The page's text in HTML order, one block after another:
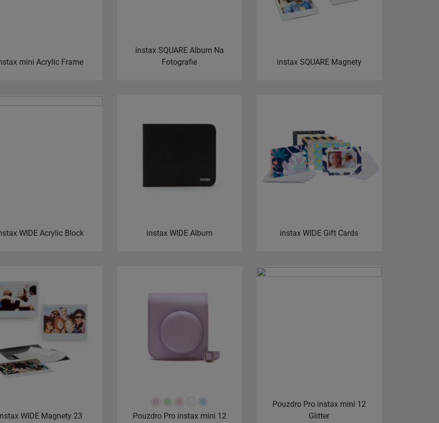
mini Acrylic Frame
instax SQUARE Album Na
Fotografie
instax SQUARE Magnety
WIDE Acrylic Block instax WIDE Album instax WIDE Gift Cards
WIDE Magnety 23 Pouzdro Pro instax mini 12
Pouzdro Pro instax mini 12
Glitter